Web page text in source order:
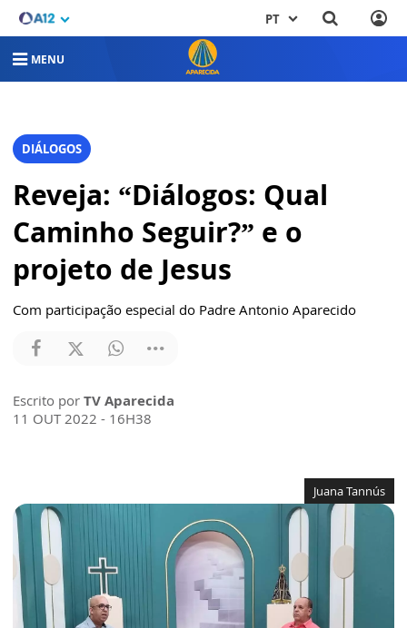
PT
MENU
DIÁLOGOS
Reveja: “Diálogos: Qual
Caminho Seguir?” e o
projeto de Jesus
Com participação especial do Padre Antonio Aparecido
Escrito por TV Aparecida
11 OUT 2022 - 16H38
Juana Tannús